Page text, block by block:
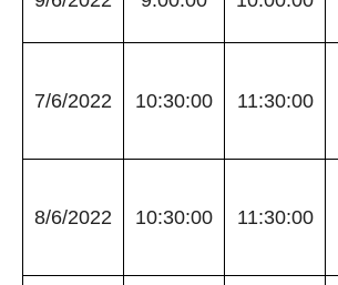
7/6/2022 10:30:00 11:30:00
8/6/2022 10:30:00 11:30:00